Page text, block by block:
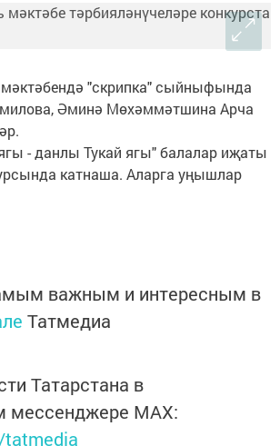
мәктәбендә "скрипка" сыйныфында
Әминә Мөхәммәтшина Арча
- данлы Тукай ягы" балалар иҗаты
катнаша. Аларга уңышлар
важным и интересным в
Татмедиа
Татарстана в
мессенджере MАХ: